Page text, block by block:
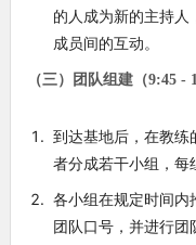
的人成为新的主持人
成员间的互动。
（三）团队组建（9:45 -
到达基地后，在教练
者分成若干小组，每
各小组在规定时间内
团队口号，并进行